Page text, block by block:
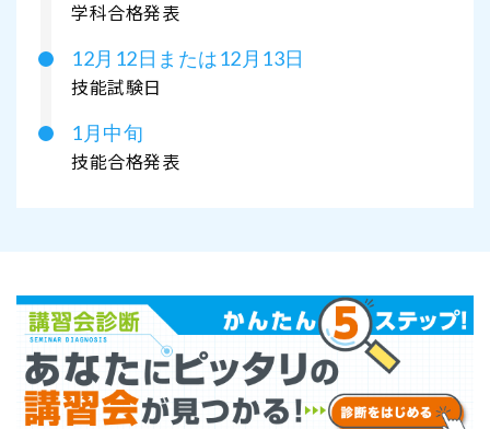
学科合格発表
12月12日または12月13日
技能試験日
1月中旬
技能合格発表